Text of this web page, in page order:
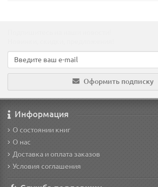
Оформить подписку
Информация
О состоянии книг
О нас
Доставка и оплата заказов
Условия соглашения